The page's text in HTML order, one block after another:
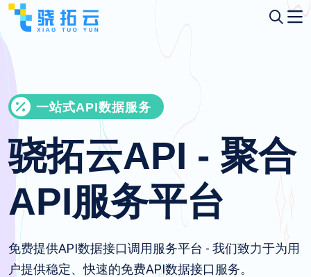
一站式API数据服务
骁拓云API - 聚合
API服务平台
免费提供API数据接口调用服务平台 - 我们致力于为用
户提供稳定、快速的免费API数据接口服务。